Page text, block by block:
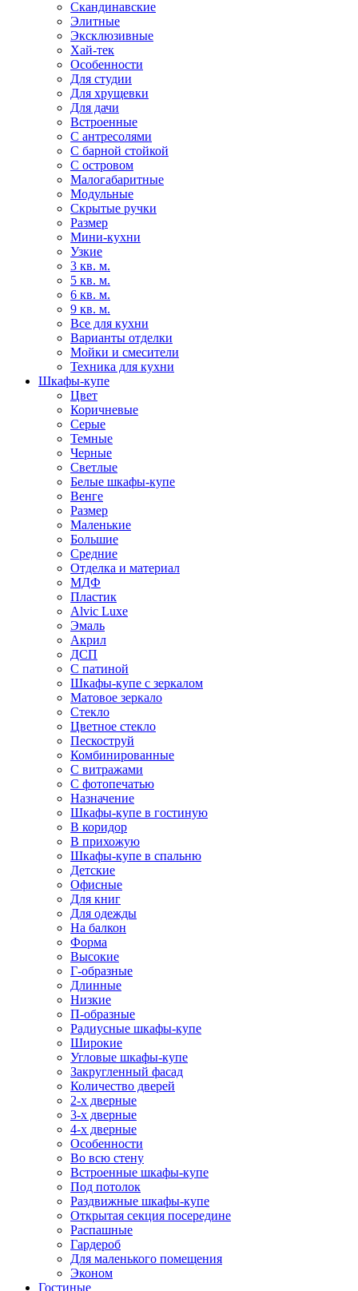
Скандинавские
Элитные
Эксклюзивные
Хай-тек
Особенности
Для студии
Для хрущевки
Для дачи
Встроенные
С антресолями
С барной стойкой
С островом
Малогабаритные
Модульные
Скрытые ручки
Размер
Мини-кухни
Узкие
3 кв. м.
5 кв. м.
6 кв. м.
9 кв. м.
Все для кухни
Варианты отделки
Мойки и смесители
Техника для кухни
Шкафы-купе
Цвет
Коричневые
Серые
Темные
Черные
Светлые
Белые шкафы-купе
Венге
Размер
Маленькие
Большие
Средние
Отделка и материал
МДФ
Пластик
Alvic Luxe
Эмаль
Акрил
ДСП
С патиной
Шкафы-купе с зеркалом
Матовое зеркало
Стекло
Цветное стекло
Пескоструй
Комбинированные
С витражами
С фотопечатью
Назначение
Шкафы-купе в гостиную
В коридор
В прихожую
Шкафы-купе в спальню
Детские
Офисные
Для книг
Для одежды
На балкон
Форма
Высокие
Г-образные
Длинные
Низкие
П-образные
Радиусные шкафы-купе
Широкие
Угловые шкафы-купе
Закругленный фасад
Количество дверей
2-х дверные
3-х дверные
4-х дверные
Особенности
Во всю стену
Встроенные шкафы-купе
Под потолок
Раздвижные шкафы-купе
Открытая секция посередине
Распашные
Гардероб
Для маленького помещения
Эконом
Гостиные